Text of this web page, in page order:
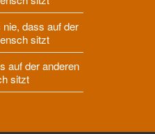
nie, dass auf der
sitzt
auf der anderen
sitzt